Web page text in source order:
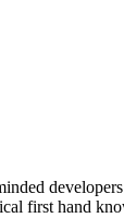
first hand